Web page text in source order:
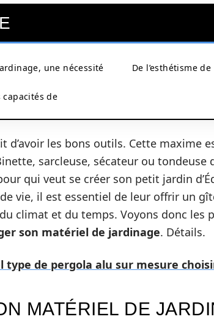
une nécessité
de
De l’esthétisme
d’avoir les bons outils. Cette maxime
sarcleuse, sécateur ou tondeuse
qui veut se créer son petit jardin
vie, il est essentiel de leur offrir un
climat et du temps. Voyons donc les
son matériel de jardinage. Détails.
type de pergola alu sur mesure
MATÉRIEL DE